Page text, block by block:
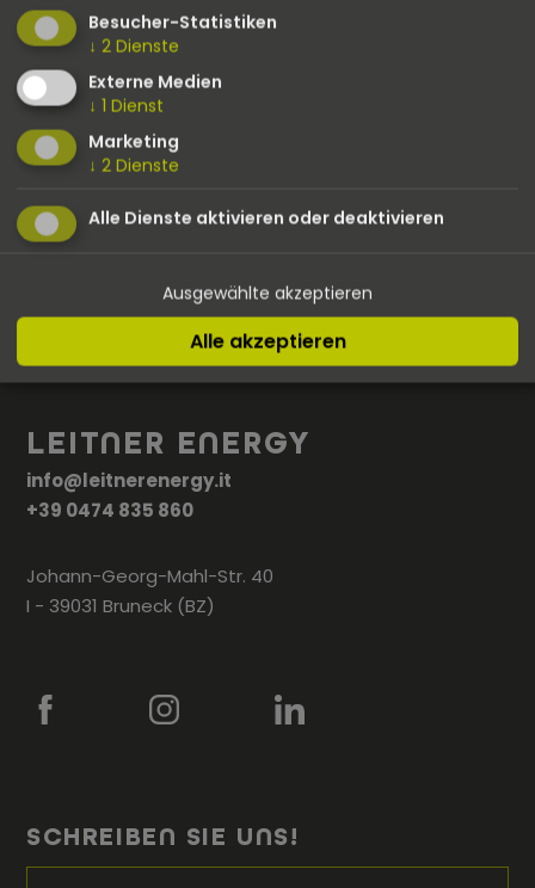
ALLES ÜBER UNSEREN
GESCHÄFTSBEREICH
GREEN MOBILITY
Mehr dazu
LEITNER ENERGY
info@leitnerenergy.it
+39 0474 835 860
Johann-Georg-Mahl-Str. 40
I - 39031 Bruneck (BZ)
SCHREIBEN SIE UNS!
Besucher-Statistiken
↓ 2 Dienste
Externe Medien
↓ 1 Dienst
Marketing
↓ 2 Dienste
Alle Dienste aktivieren oder deaktivieren
Ausgewählte akzeptieren
Alle akzeptieren